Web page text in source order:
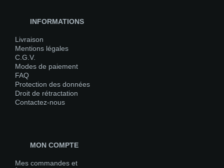
INFORMATIONS
Livraison
Mentions légales
C.G.V.
Modes de paiement
FAQ
Protection des données
Droit de rétractation
Contactez-nous
MON COMPTE
Mes commandes et